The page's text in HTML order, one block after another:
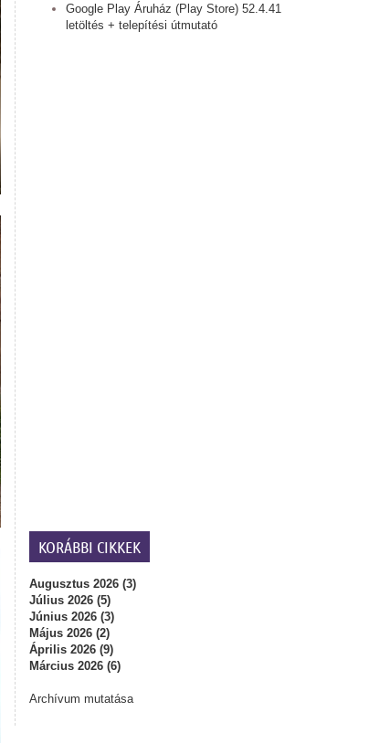
Google Play Áruház (Play Store) 52.4.41
letöltés + telepítési útmutató
KORÁBBI CIKKEK
Augusztus 2026 (3)
Július 2026 (5)
Június 2026 (3)
Május 2026 (2)
Április 2026 (9)
Március 2026 (6)
Archívum mutatása